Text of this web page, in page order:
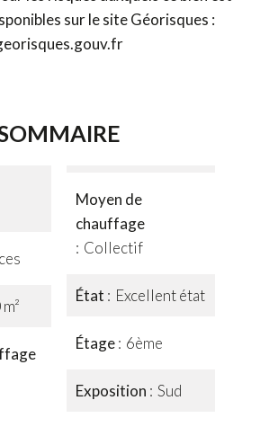
sur le site Géorisques :
Moyen de
chauffage
Collectif
État Excellent état
Étage 6ème
Exposition Sud